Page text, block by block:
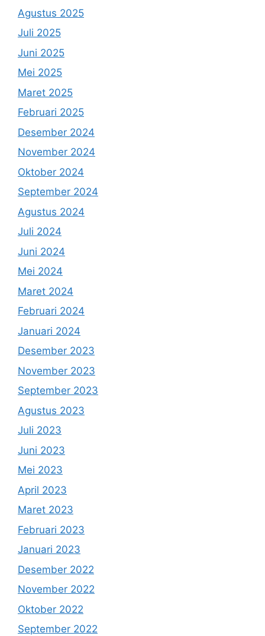
Agustus 2025
Juli 2025
Juni 2025
Mei 2025
Maret 2025
Februari 2025
Desember 2024
November 2024
Oktober 2024
September 2024
Agustus 2024
Juli 2024
Juni 2024
Mei 2024
Maret 2024
Februari 2024
Januari 2024
Desember 2023
November 2023
September 2023
Agustus 2023
Juli 2023
Juni 2023
Mei 2023
April 2023
Maret 2023
Februari 2023
Januari 2023
Desember 2022
November 2022
Oktober 2022
September 2022